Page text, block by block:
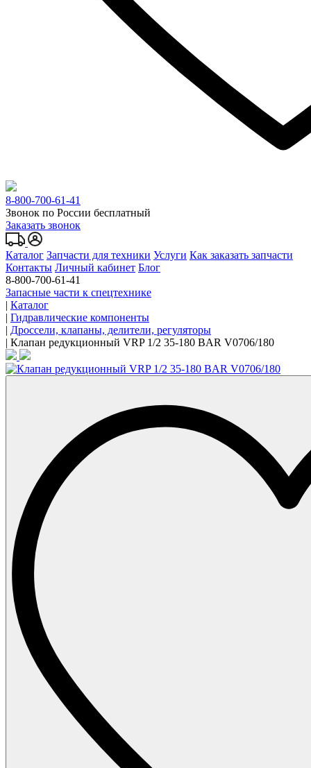
8-800-700-61-41
Звонок по России бесплатный
Заказать звонок
Каталог Запчасти для техники Услуги Как заказать запчасти
Контакты Личный кабинет Блог
8-800-700-61-41
Запасные части к спецтехнике
| Каталог
| Гидравлические компоненты
| Дроссели, клапаны, делители, регуляторы
| Клапан редукционный VRP 1/2 35-180 BAR V0706/180